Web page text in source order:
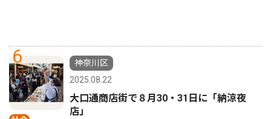
6
神奈川区
2025.08.22
大口通商店街で８月30・31日に「納涼夜
店」